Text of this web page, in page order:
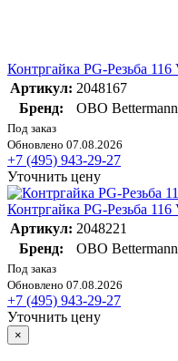
Контргайка PG-Резьба
Артикул: 2048167
Бренд:
OBO Bettermann
Под заказ
Обновлено 07.08.2026
+7 (495) 943-29-27
Уточнить цену
Контргайка PG-Резьба
Артикул: 2048221
Бренд:
OBO Bettermann
Под заказ
Обновлено 07.08.2026
+7 (495) 943-29-27
Уточнить цену
×